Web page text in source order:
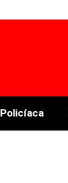
Policíaca